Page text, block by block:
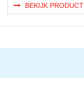
BEKIJK PRODUCT